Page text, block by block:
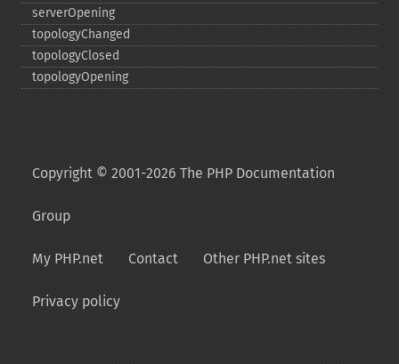
serverOpening
topologyChanged
topologyClosed
topologyOpening
Copyright © 2001-2026 The PHP Documentation
Group
My PHP.net Contact Other PHP.net sites
Privacy policy